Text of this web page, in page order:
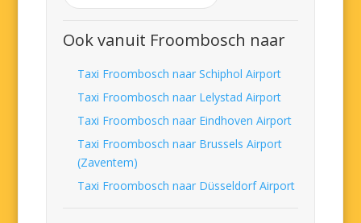
Ook vanuit Froombosch naar
Taxi Froombosch naar Schiphol Airport
Taxi Froombosch naar Lelystad Airport
Taxi Froombosch naar Eindhoven Airport
Taxi Froombosch naar Brussels Airport
(Zaventem)
Taxi Froombosch naar Düsseldorf Airport